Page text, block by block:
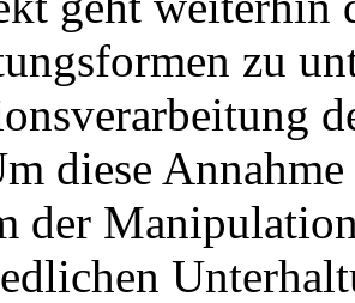
zu
diese
der